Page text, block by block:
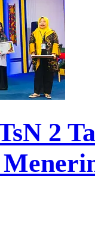
2